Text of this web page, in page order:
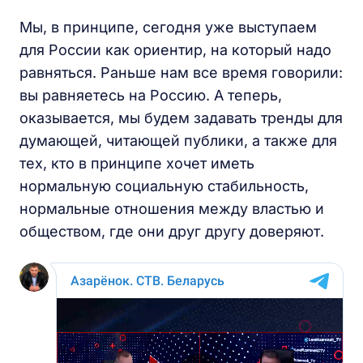
Мы, в принципе, сегодня уже выступаем
для России как ориентир, на который надо
равняться. Раньше нам все время говорили:
вы равняетесь на Россию. А теперь,
оказывается, мы будем задавать тренды для
думающей, читающей публики, а также для
тех, кто в принципе хочет иметь
нормальную социальную стабильность,
нормальные отношения между властью и
обществом, где они друг другу доверяют.